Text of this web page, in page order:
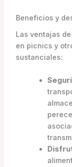
Beneficios y
Las ventajas
en picnics y
sustanciales: